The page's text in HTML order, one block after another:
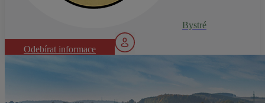
Bystré
Odebírat informace